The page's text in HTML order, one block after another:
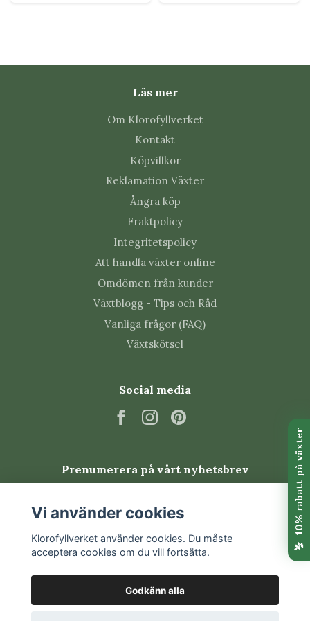
Kan den stå i terrarium?
Behöver den hög luftfuktighet?
Kan den förökas?
Är den giftig?
Räknas generellt som ogiftig.
skötselråd för Episcia.
Läs mer
Om Klorofyllverket
Kontakt
Köpvillkor
Reklamation Växter
Ångra köp
Fraktpolicy
Integritetspolicy
Att handla växter online
Omdömen från kunder
Växtblogg - Tips och Råd
Vanliga frågor (FAQ)
Växtskötsel
Social media
Prenumerera på vårt nyhetsbrev
Vi använder cookies
Klorofyllverket använder cookies. Du måste
acceptera cookies om du vill fortsätta.
Godkänn alla